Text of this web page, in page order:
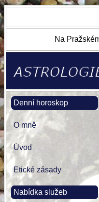
Na
Denní horoskop
O mně
Úvod
Etické zásady
Nabídka služeb